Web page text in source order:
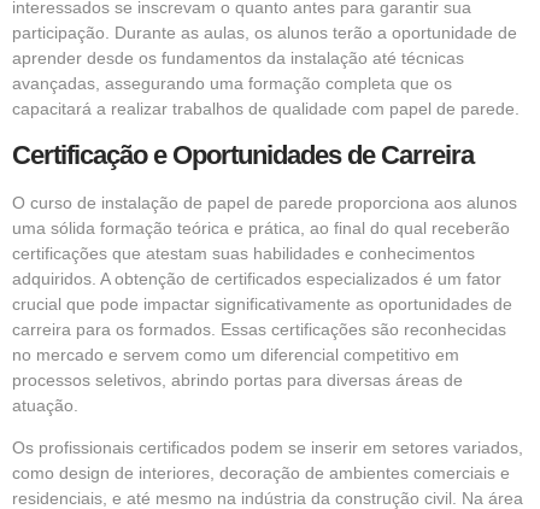
interessados se inscrevam o quanto antes para garantir sua
participação. Durante as aulas, os alunos terão a oportunidade de
aprender desde os fundamentos da instalação até técnicas
avançadas, assegurando uma formação completa que os
capacitará a realizar trabalhos de qualidade com papel de parede.
Certificação e Oportunidades de Carreira
O curso de instalação de papel de parede proporciona aos alunos
uma sólida formação teórica e prática, ao final do qual receberão
certificações que atestam suas habilidades e conhecimentos
adquiridos. A obtenção de certificados especializados é um fator
crucial que pode impactar significativamente as oportunidades de
carreira para os formados. Essas certificações são reconhecidas
no mercado e servem como um diferencial competitivo em
processos seletivos, abrindo portas para diversas áreas de
atuação.
Os profissionais certificados podem se inserir em setores variados,
como design de interiores, decoração de ambientes comerciais e
residenciais, e até mesmo na indústria da construção civil. Na área